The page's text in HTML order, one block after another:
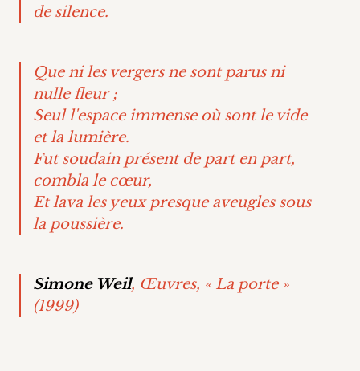
de silence.
Que ni les vergers ne sont parus ni
nulle fleur ;
Seul l'espace immense où sont le vide
et la lumière.
Fut soudain présent de part en part,
combla le cœur,
Et lava les yeux presque aveugles sous
la poussière.
Simone Weil, Œuvres, « La porte »
(1999)